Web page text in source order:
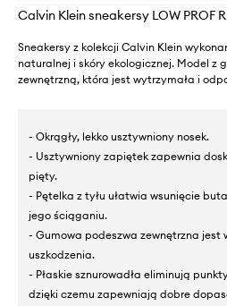
Calvin Klein sneakersy LOW PROF
Sneakersy z kolekcji Calvin Klein
naturalnej i skóry ekologicznej. Model z
zewnętrzną, która jest wytrzymała i
- Okrągły, lekko usztywniony nosek.
- Usztywniony zapiętek zapewnia
pięty.
- Pętelka z tyłu ułatwia wsunięcie
jego ściąganiu.
- Gumowa podeszwa zewnętrzna jest
uszkodzenia.
- Płaskie sznurowadła eliminują
dzięki czemu zapewniają dobre